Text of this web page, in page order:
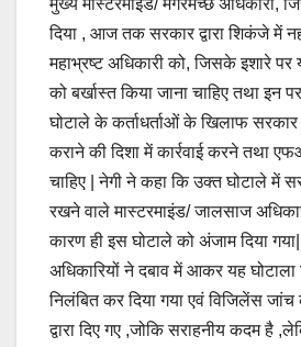
मुख्य मास्टरमाइंड/ मगरमच्छ अधिकारी,
दिया , आज तक सरकार द्वारा शिकंजे में
महाभ्रष्ट अधिकारी को, जिसके इशारे पर
को बर्खास्त किया जाना चाहिए तथा इन
घोटाले के कर्ताधर्ताओं के खिलाफ
कराने की दिशा में कार्रवाई करने तथा
चाहिए | नेगी ने कहा कि उक्त घोटाले में
रखने वाले मास्टरमाइंड/ जालसाज
कारण ही इस घोटाले को अंजाम दिया
अधिकारियों ने दबाव में आकर यह
निलंबित कर दिया गया एवं विजिलेंस
द्वारा दिए गए ,जोकि सराहनीय कदम है